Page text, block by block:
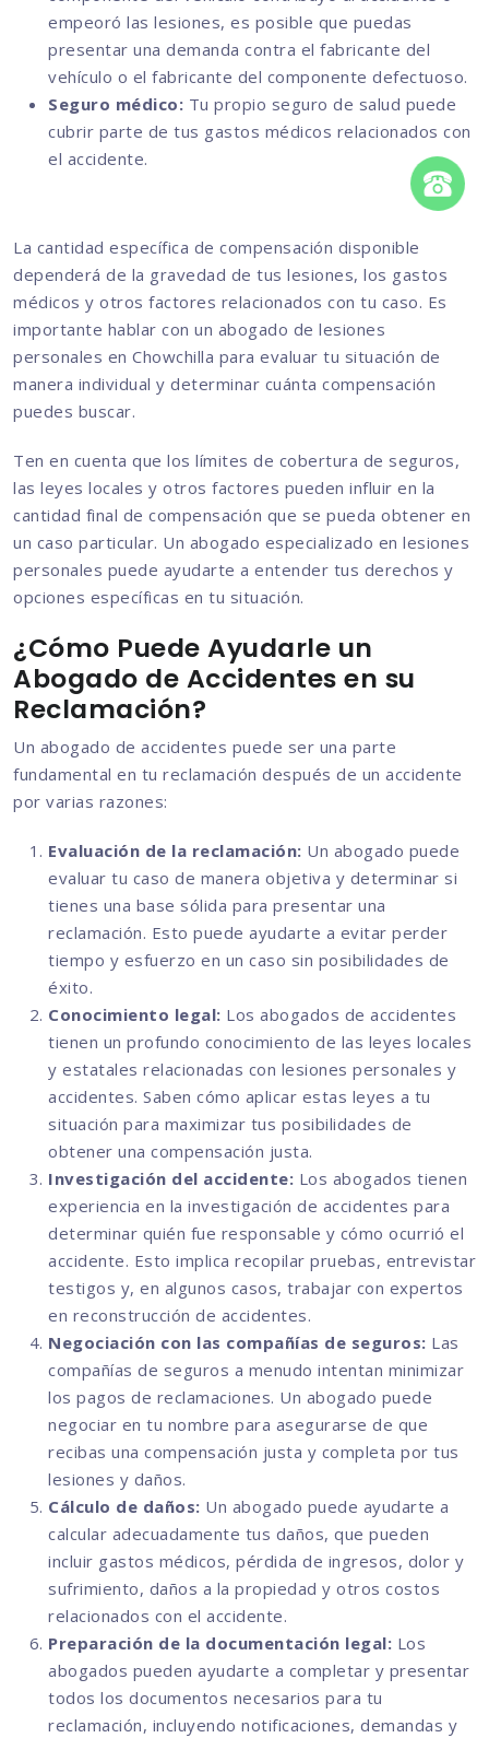
empeoró las lesiones, es posible que puedas
presentar una demanda contra el fabricante del
vehículo o el fabricante del componente defectuoso.
Seguro médico: Tu propio seguro de salud puede
cubrir parte de tus gastos médicos relacionados con
el accidente.
La cantidad específica de compensación disponible
dependerá de la gravedad de tus lesiones, los gastos
médicos y otros factores relacionados con tu caso. Es
importante hablar con un abogado de lesiones
personales en Chowchilla para evaluar tu situación de
manera individual y determinar cuánta compensación
puedes buscar.
Ten en cuenta que los límites de cobertura de seguros,
las leyes locales y otros factores pueden influir en la
cantidad final de compensación que se pueda obtener en
un caso particular. Un abogado especializado en lesiones
personales puede ayudarte a entender tus derechos y
opciones específicas en tu situación.
¿Cómo Puede Ayudarle un
Abogado de Accidentes en su
Reclamación?
Un abogado de accidentes puede ser una parte
fundamental en tu reclamación después de un accidente
por varias razones:
Evaluación de la reclamación: Un abogado puede
evaluar tu caso de manera objetiva y determinar si
tienes una base sólida para presentar una
reclamación. Esto puede ayudarte a evitar perder
tiempo y esfuerzo en un caso sin posibilidades de
éxito.
Conocimiento legal: Los abogados de accidentes
tienen un profundo conocimiento de las leyes locales
y estatales relacionadas con lesiones personales y
accidentes. Saben cómo aplicar estas leyes a tu
situación para maximizar tus posibilidades de
obtener una compensación justa.
Investigación del accidente: Los abogados tienen
experiencia en la investigación de accidentes para
determinar quién fue responsable y cómo ocurrió el
accidente. Esto implica recopilar pruebas, entrevistar
testigos y, en algunos casos, trabajar con expertos
en reconstrucción de accidentes.
Negociación con las compañías de seguros: Las
compañías de seguros a menudo intentan minimizar
los pagos de reclamaciones. Un abogado puede
negociar en tu nombre para asegurarse de que
recibas una compensación justa y completa por tus
lesiones y daños.
Cálculo de daños: Un abogado puede ayudarte a
calcular adecuadamente tus daños, que pueden
incluir gastos médicos, pérdida de ingresos, dolor y
sufrimiento, daños a la propiedad y otros costos
relacionados con el accidente.
Preparación de la documentación legal: Los
abogados pueden ayudarte a completar y presentar
todos los documentos necesarios para tu
reclamación, incluyendo notificaciones, demandas y